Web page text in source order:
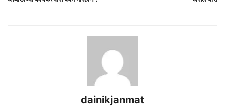
dainikjanmat